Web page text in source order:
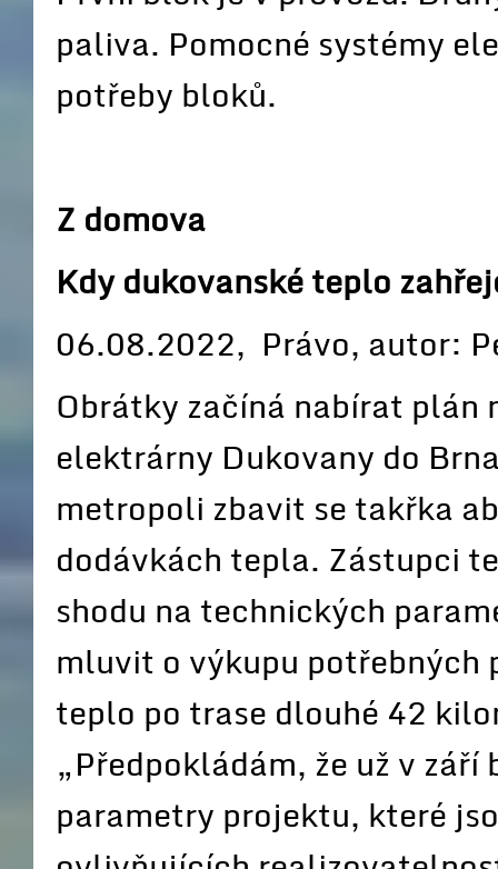
paliva. Pomocné systémy
potřeby bloků.
Z domova
Kdy dukovanské teplo
06.08.2022, Právo, autor:
Obrátky začíná nabírat plán
elektrárny Dukovany do
metropoli zbavit se takřka
dodávkách tepla. Zástupci
shodu na technických
mluvit o výkupu potřebných
teplo po trase dlouhé 42
„Předpokládám, že už v
parametry projektu, které